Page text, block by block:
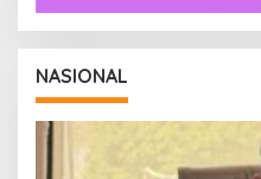
NASIONAL